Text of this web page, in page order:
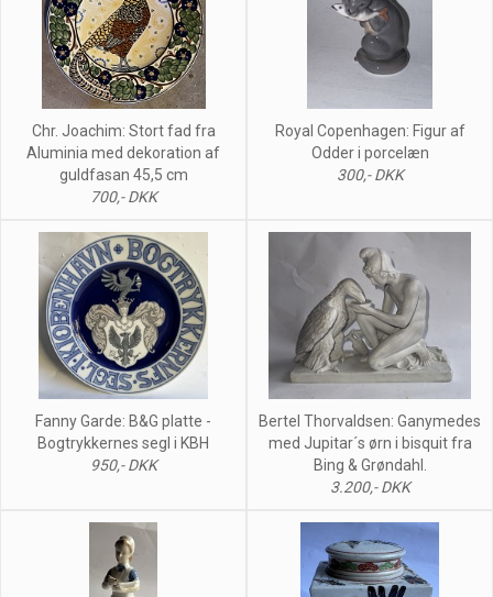
Chr. Joachim: Stort fad fra
Aluminia med dekoration af
guldfasan 45,5 cm
700,- DKK
Royal Copenhagen: Figur af
Odder i porcelæn
300,- DKK
Fanny Garde: B&G platte -
Bogtrykkernes segl i KBH
950,- DKK
Bertel Thorvaldsen: Ganymedes
med Jupitar´s ørn i bisquit fra
Bing & Grøndahl.
3.200,- DKK